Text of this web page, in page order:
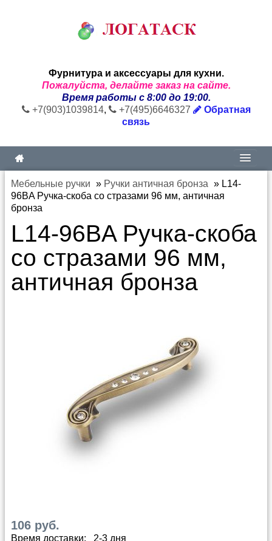
Фурнитура и аксессуары для кухни.
Пожалуйста, делайте заказ на сайте.
Время работы с 8:00 до 19:00.
+7(903)1039814, +7(495)6646327
Обратная
связь
Мебельные ручки » Ручки античная бронза » L14-
96BA Ручка-скоба со стразами 96 мм, античная
бронза
L14-96BA Ручка-скоба
со стразами 96 мм,
античная бронза
106 руб.
Время доставки: 2-3 дня